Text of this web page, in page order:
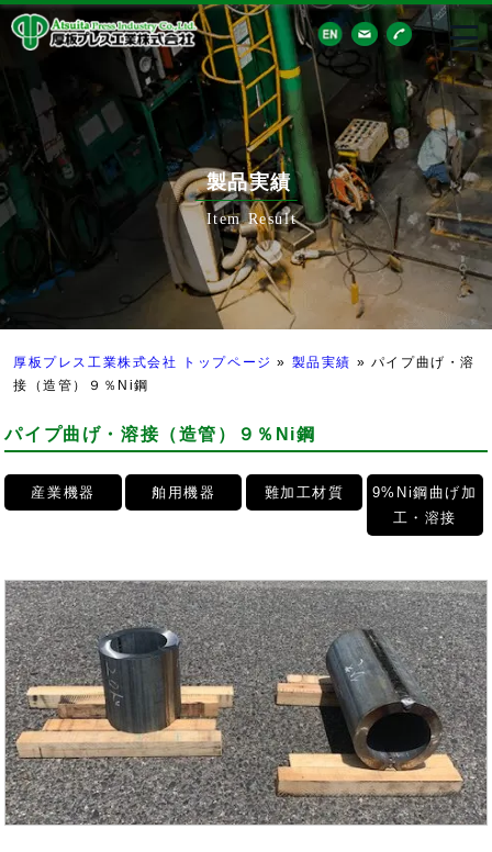
製品実績
Item Result
厚板プレス工業株式会社 トップページ » 製品実績 » パイプ曲げ・溶
接（造管）９％Ni鋼
パイプ曲げ・溶接（造管）９％Ni鋼
産業機器 舶用機器 難加工材質
9%Ni鋼曲げ加
工・溶接